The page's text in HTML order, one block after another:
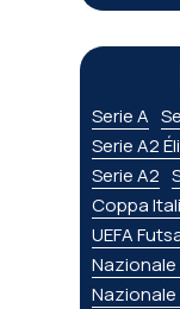
Serie A
Serie A2
Serie A2
Coppa
UEFA